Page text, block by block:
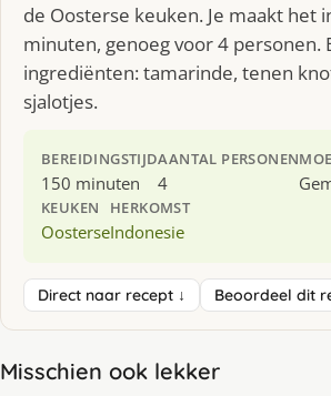
de Oosterse keuken. Je maakt het
minuten, genoeg voor 4 personen.
ingrediënten: tamarinde, tenen
sjalotjes.
BEREIDINGSTIJD
150 minuten
AANTAL PERSONEN
4
KEUKEN
Oosterse
HERKOMST
Indonesie
Direct naar recept ↓ Beoordeel dit
Misschien ook lekker